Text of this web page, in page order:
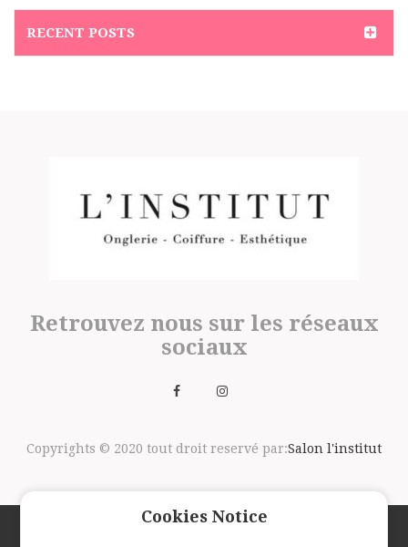
RECENT POSTS
Retrouvez nous sur les réseaux
sociaux
Copyrights © 2020 tout droit reservé par:Salon l'institut
Cookies Notice